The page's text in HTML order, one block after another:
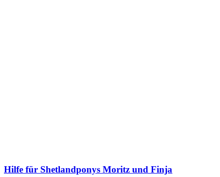
Hilfe für Shetlandponys Moritz und Finja